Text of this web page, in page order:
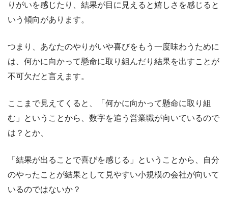
りがいを感じたり、結果が目に見えると嬉しさを感じると
いう傾向があります。
つまり、あなたのやりがいや喜びをもう一度味わうために
は、何かに向かって懸命に取り組んだり結果を出すことが
不可欠だと言えます。
ここまで見えてくると、「何かに向かって懸命に取り組
む」ということから、数字を追う営業職が向いているので
は？とか、
「結果が出ることで喜びを感じる」ということから、自分
のやったことが結果として見やすい小規模の会社が向いて
いるのではないか？